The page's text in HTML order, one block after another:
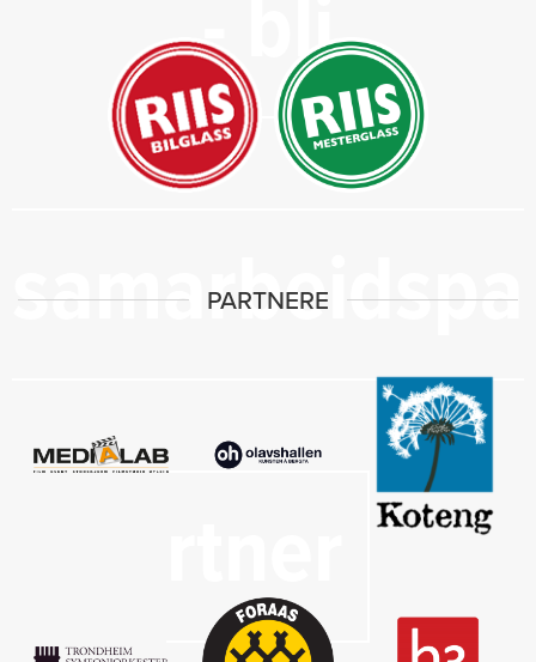
- bli
samarbeidspa
PARTNERE